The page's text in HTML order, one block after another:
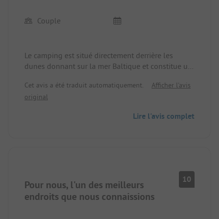
Couple
Le camping est situé directement derrière les
dunes donnant sur la mer Baltique et constitue un
randonnées à vélo et des excursions dans les
environs.
Les emplacements sont très grands et adaptés à
Il y a un petit supermarché qui assure
l'approvisionnement de base. Les prix sont un peu
Cet avis a été traduit automatiquement.
Afficher l'avis
original
Lire l'avis complet
Pour nous, l'un des meilleurs
endroits que nous connaissions
10